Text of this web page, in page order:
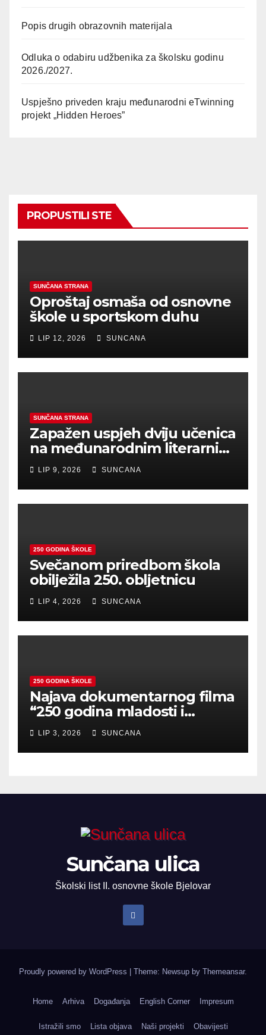
Popis drugih obrazovnih materijala
Odluka o odabiru udžbenika za školsku godinu
2026./2027.
Uspješno priveden kraju međunarodni eTwinning
projekt „Hidden Heroes”
PROPUSTILI STE
SUNČANA STRANA
Oproštaj osmaša od osnovne
škole u sportskom duhu
LIP 12, 2026 SUNCANA
SUNČANA STRANA
Zapažen uspjeh dviju učenica
na međunarodnim literarnim
natječajima
LIP 9, 2026 SUNCANA
250 GODINA ŠKOLE
Svečanom priredbom škola
obilježila 250. obljetnicu
LIP 4, 2026 SUNCANA
250 GODINA ŠKOLE
Najava dokumentarnog filma
“250 godina mladosti i
zajedništva”
LIP 3, 2026 SUNCANA
Sunčana ulica
Školski list II. osnovne škole Bjelovar
Proudly powered by WordPress Theme: Newsup by Themeansar.
Home Arhiva Događanja English Corner Impresum
Istražili smo Lista objava Naši projekti Obavijesti